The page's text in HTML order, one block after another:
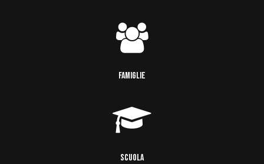
FAMIGLIE
SCUOLA